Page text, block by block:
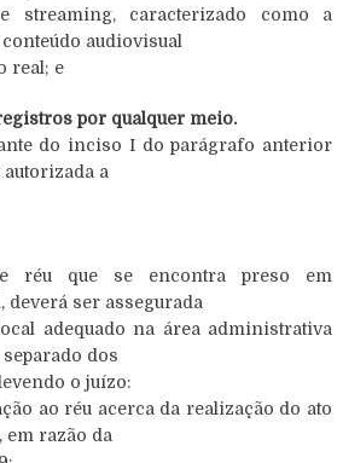
streaming, caracterizado como a
audiovisual
real; e
por qualquer meio.
do inciso I do parágrafo anterior
autorizada a
réu que se encontra preso em
deverá ser assegurada
adequado na área administrativa
dos
o juízo:
ao réu acerca da realização do ato
razão da